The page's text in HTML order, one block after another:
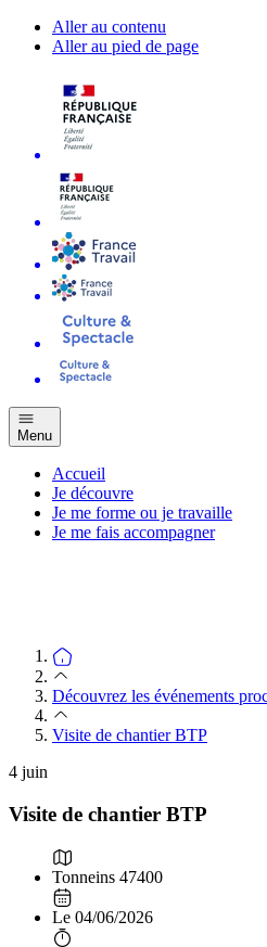
Aller au contenu
Aller au pied de page
Menu
Accueil
Je découvre
Je me forme ou je travaille
Je me fais accompagner
Découvrez les événements
Visite de chantier BTP
4 juin
Visite de chantier BTP
Tonneins 47400
Le 04/06/2026